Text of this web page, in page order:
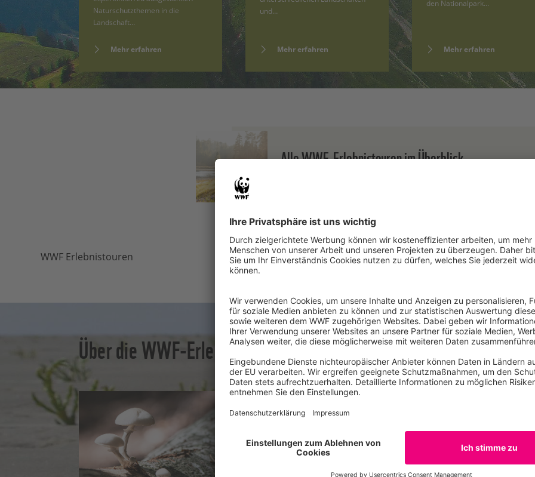
Naturschutzthemen in die
Landschaft…
Mehr erfahren
und…
Mehr erfahren
den Nationalpark…
Mehr erfahren
Alle WWF-Erlebnistouren im Überblick
WWF Erlebnistouren
Über die WWF-Erlebnistouren